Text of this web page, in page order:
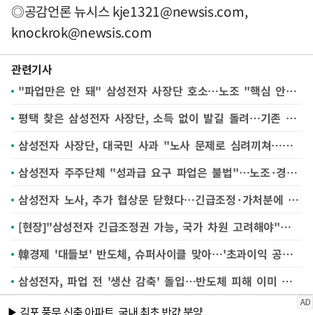
◎공감언론 뉴시스kje1321@newsis.com,
knockrok@newsis.com
관련기사
"파업만은 안 돼" 삼성전자 사장단 호소…노조 "핵심 안건 가져와야"
평택 찾은 삼성전자 사장단, 소득 없이 발길 돌려…기존 입장 되풀이
삼성전자 사장단, 대국민 사과 "노사 문제로 심려끼쳐…조건 없이 대화할 것"
삼성전자 주주단체 "성과급 요구 파업은 불법"…노조·경영진 상대 법적대응 예고
삼성전자 노사, 추가 협상문 닫혔다…긴급조정·가처분에 쏠린 눈
[현장]"삼성전자 긴급조정권 가능, 국가 차원 고려해야"…전문가들, 파업 자제 촉구
韓경제 '대들보' 반도체, 슈퍼사이클 맞아…'초과이익 공유' 논쟁 불붙어 [한국에 무슨 일이②]
삼성전자, 파업 전 '생산 감축' 돌입…반도체 피해 이미 시작